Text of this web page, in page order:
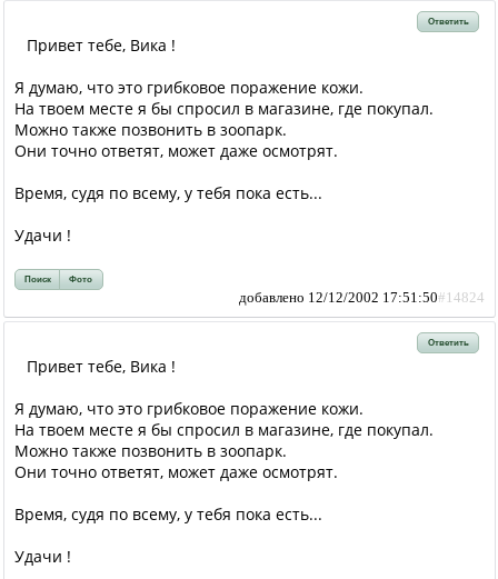
Ответить
Привет тебе, Вика !
Я думаю, что это грибковое поражение кожи.
На твоем месте я бы спросил в магазине, где покупал.
Можно также позвонить в зоопарк.
Они точно ответят, может даже осмотрят.
Время, судя по всему, у тебя пока есть...
Удачи !
Поиск Фото
добавлено 12/12/2002 17:51:50#14824
Ответить
Привет тебе, Вика !
Я думаю, что это грибковое поражение кожи.
На твоем месте я бы спросил в магазине, где покупал.
Можно также позвонить в зоопарк.
Они точно ответят, может даже осмотрят.
Время, судя по всему, у тебя пока есть...
Удачи !